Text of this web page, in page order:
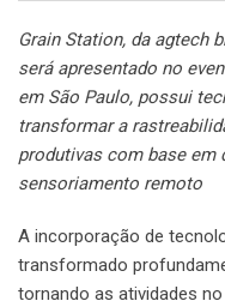
Grain Station, da agtech
será apresentado no
em São Paulo, possui
transformar a
produtivas com base em
sensoriamento remoto
A incorporação de
transformado
tornando as atividades